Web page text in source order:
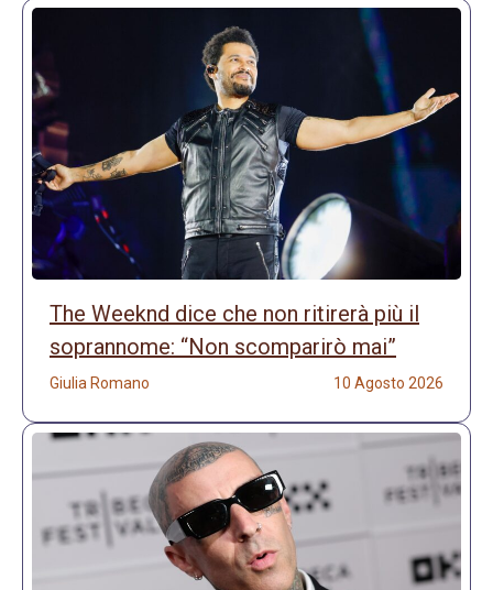
The Weeknd dice che non ritirerà più il
soprannome: “Non scomparirò mai”
Giulia Romano 10 Agosto 2026